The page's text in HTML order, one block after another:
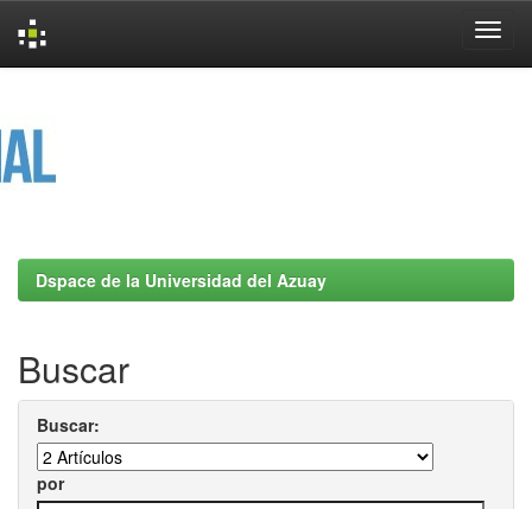
Dspace de la Universidad del Azuay
Buscar
Buscar:
por